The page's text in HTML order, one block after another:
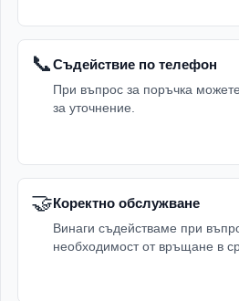
📞Съдействие по телефон
При въпрос за поръчка
за уточнение.
🤝Коректно обслужване
Винаги съдействаме при
необходимост от връщане в